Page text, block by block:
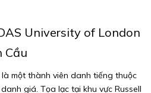
University of London
Cầu
một thành viên danh tiếng thuộc
giá. Tọa lạc tại khu vực Russell